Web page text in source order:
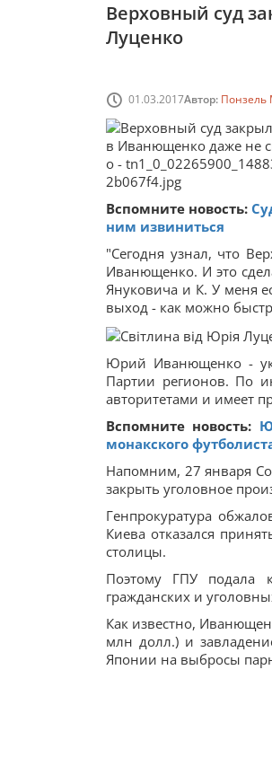
Верховный суд
Луценко
01.03.2017Автор: Понзель
Вспомните новость:
ним извиниться
"Сегодня узнал, что
Иванющенко. И это
Януковича и К. У меня
выход - как можно
Юрий Иванющенко -
Партии регионов. По
авторитетами и имеет
Вспомните новость:
монакского
Напомним, 27 января
закрыть уголовное
Генпрокуратура
Киева отказался
столицы.
Поэтому ГПУ подала
гражданских и
Как известно,
млн долл.) и
Японии на выбросы